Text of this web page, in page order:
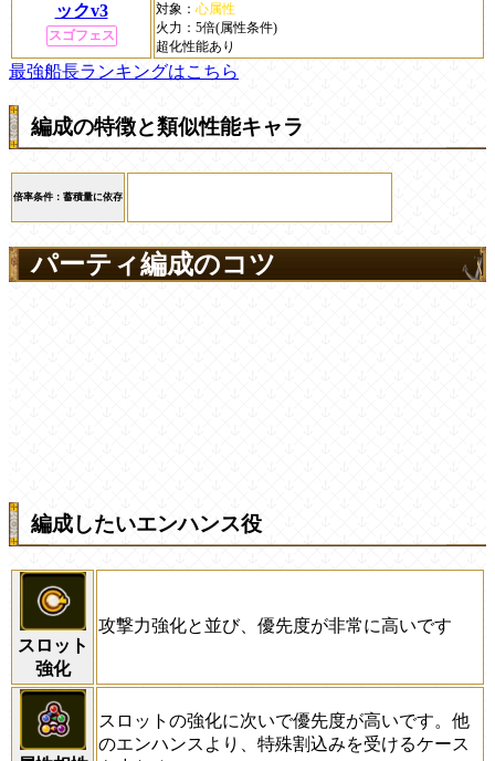
ックv3
スゴフェス
対象： 心属性
火力： 5倍(属性条件)
超化性能あり
最強船長ランキングはこちら
編成の特徴と類似性能キャラ
倍率条件：蓄積量に依存
パーティ編成のコツ
編成したいエンハンス役
スロット
強化
攻撃力強化と並び、優先度が非常に高いです
スロットの強化に次いで優先度が高いです。他
のエンハンスより、特殊割込みを受けるケース